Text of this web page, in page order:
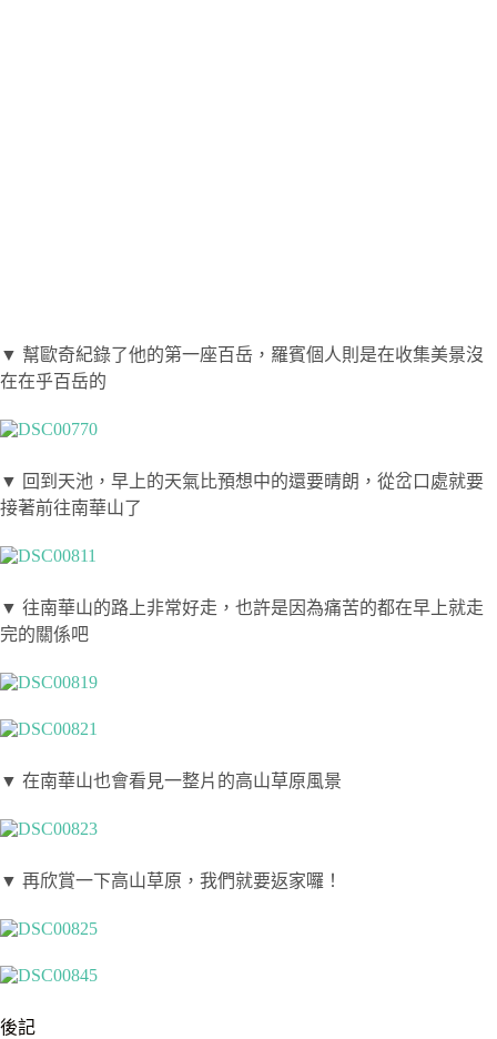
▼ 幫歐奇紀錄了他的第一座百岳，羅賓個人則是在收集美景沒
在在乎百岳的
▼ 回到天池，早上的天氣比預想中的還要晴朗，從岔口處就要
接著前往南華山了
▼ 往南華山的路上非常好走，也許是因為痛苦的都在早上就走
完的關係吧
▼ 在南華山也會看見一整片的高山草原風景
▼ 再欣賞一下高山草原，我們就要返家囉！
後記